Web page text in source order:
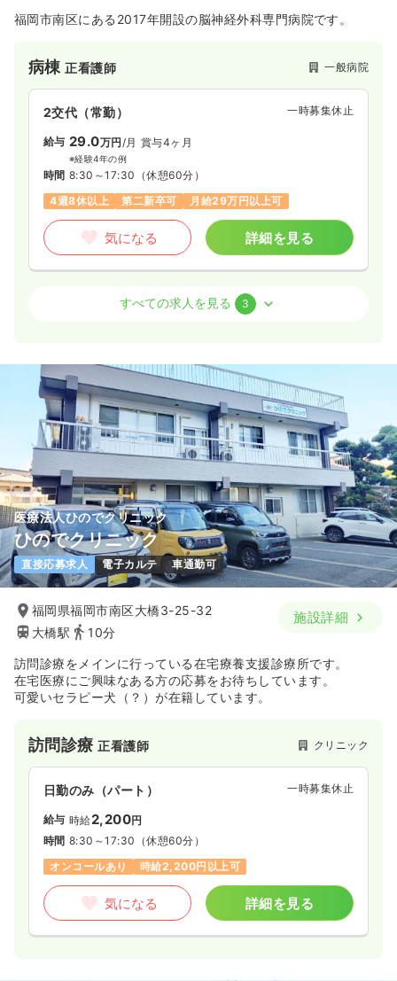
福岡市南区にある2017年開設の脳神経外科専門病院です。
病棟正看護師 一般病院
2交代（常勤） 一時募集休止
給与 29.0万円/月 賞与4ヶ月
※経験4年の例
時間 8:30～17:30 （休憩60分）
4週8休以上
第二新卒可 月給29万円以上可
気になる 詳細を見る
正看護師
31.4 万円/月 賞与4ヶ月
※経験6年の例
時間 8:30～17:30（休憩60分）
4週8休以上
月給31万円以上可
詳細を見る
救急外来正看護師 一般病院
2交代（常勤） 一時募集休止
給与 28.5万円〜/月 賞与4ヶ月
※一例
時間 8:30～17:30
4週8休以上
オンコールあり 月給28万円以上可
気になる 詳細を見る
オペ室(手術室)
給与 28.5 万円〜 /月 賞与4ヶ月
時間 8:30～17:30
（休憩60分）
4週8休以上
オンコールあり 月給28万円以上可
すべての求人を見る 3
医療法人ひのでクリニック
ひのでクリニック
直接応募求人 電子カルテ 車通勤可
福岡県福岡市南区大橋3-25-32
大橋駅
10分
施設詳細
訪問診療をメインに行っている在宅療養支援診療所です。
在宅医療にご興味なある方の応募をお待ちしています。
可愛いセラピー犬（？）が在籍しています。
訪問診療正看護師 クリニック
日勤のみ（パート） 一時募集休止
給与 時給2,200円
時間 8:30～17:30 （休憩60分）
オンコールあり
時給2,200円以上可
気になる 詳細を見る